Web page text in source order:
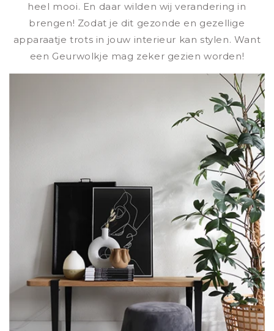
heel mooi. En daar wilden wij verandering in
brengen! Zodat je dit gezonde en gezellige
apparaatje trots in jouw interieur kan stylen. Want
een Geurwolkje mag zeker gezien worden!